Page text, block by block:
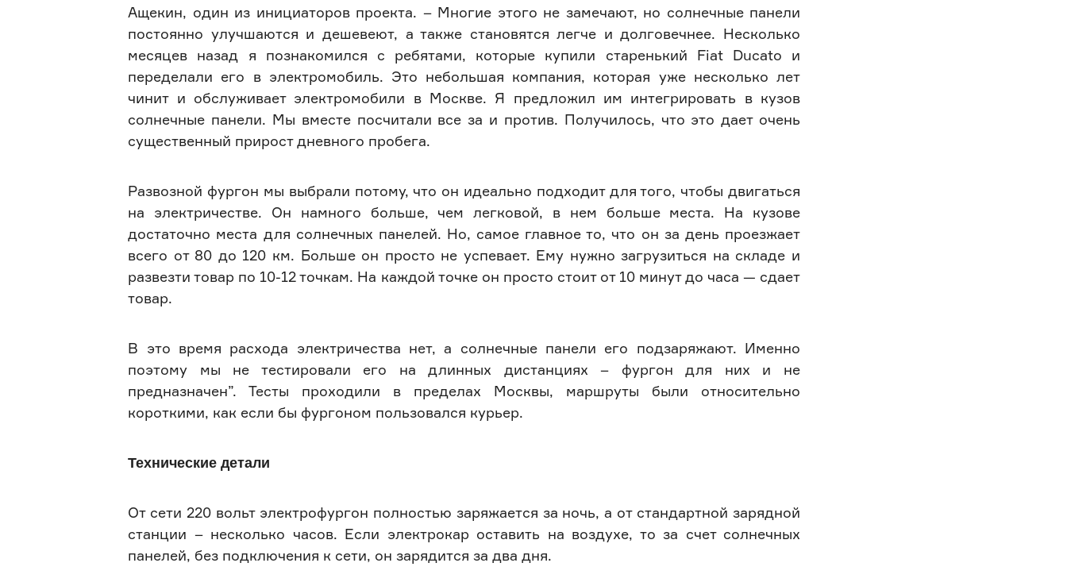
Ащекин, один из инициаторов проекта. – Многие этого не замечают, но солнечные панели
постоянно улучшаются и дешевеют, а также становятся легче и долговечнее. Несколько
месяцев назад я познакомился с ребятами, которые купили старенький Fiat Ducato и
переделали его в электромобиль. Это небольшая компания, которая уже несколько лет
чинит и обслуживает электромобили в Москве. Я предложил им интегрировать в кузов
солнечные панели. Мы вместе посчитали все за и против. Получилось, что это дает очень
существенный прирост дневного пробега.
Развозной фургон мы выбрали потому, что он идеально подходит для того, чтобы двигаться
на электричестве. Он намного больше, чем легковой, в нем больше места. На кузове
достаточно места для солнечных панелей. Но, самое главное то, что он за день проезжает
всего от 80 до 120 км. Больше он просто не успевает. Ему нужно загрузиться на складе и
развезти товар по 10-12 точкам. На каждой точке он просто стоит от 10 минут до часа — сдает
товар.
В это время расхода электричества нет, а солнечные панели его подзаряжают. Именно
поэтому мы не тестировали его на длинных дистанциях – фургон для них и не
предназначен”. Тесты проходили в пределах Москвы, маршруты были относительно
короткими, как если бы фургоном пользовался курьер.
Технические детали
От сети 220 вольт электрофургон полностью заряжается за ночь, а от стандартной зарядной
станции – несколько часов. Если электрокар оставить на воздухе, то за счет солнечных
панелей, без подключения к сети, он зарядится за два дня.